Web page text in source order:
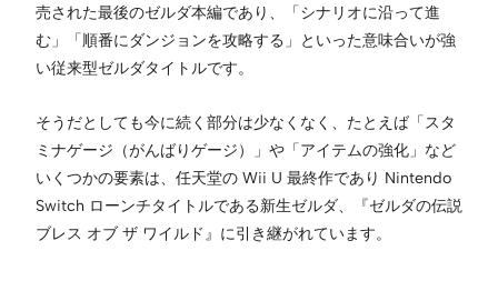
売された最後のゼルダ本編であり、「シナリオに沿って進
む」「順番にダンジョンを攻略する」といった意味合いが強
い従来型ゼルダタイトルです。
そうだとしても今に続く部分は少なくなく、たとえば「スタ
ミナゲージ（がんばりゲージ）」や「アイテムの強化」など
いくつかの要素は、任天堂の Wii U 最終作であり Nintendo
Switch ローンチタイトルである新生ゼルダ、『ゼルダの伝説
ブレス オブ ザ ワイルド』に引き継がれています。